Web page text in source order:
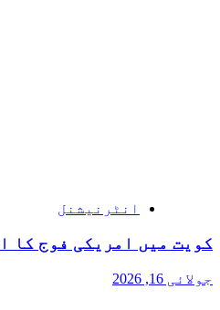
انٹرنیشنل
کویت میں امریکی فوج کا
جولائی 16, 2026